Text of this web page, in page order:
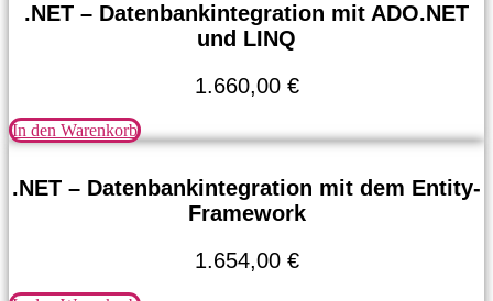
.NET – Datenbankintegration mit ADO.NET
und LINQ
1.660,00 €
In den Warenkorb
.NET – Datenbankintegration mit dem Entity-
Framework
1.654,00 €